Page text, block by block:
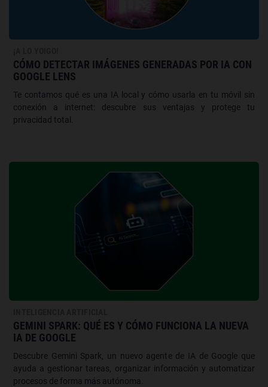
CÓMO DETECTAR IMÁGENES GENERADAS POR IA CON
GOOGLE LENS
Te contamos qué es una IA local y cómo usarla en tu móvil sin
conexión a internet: descubre sus ventajas y protege tu
privacidad total.
GEMINI SPARK: QUÉ ES Y CÓMO FUNCIONA LA NUEVA
IA DE GOOGLE
Descubre Gemini Spark, un nuevo agente de IA de Google que
ayuda a gestionar tareas, organizar información y automatizar
procesos de forma más autónoma.